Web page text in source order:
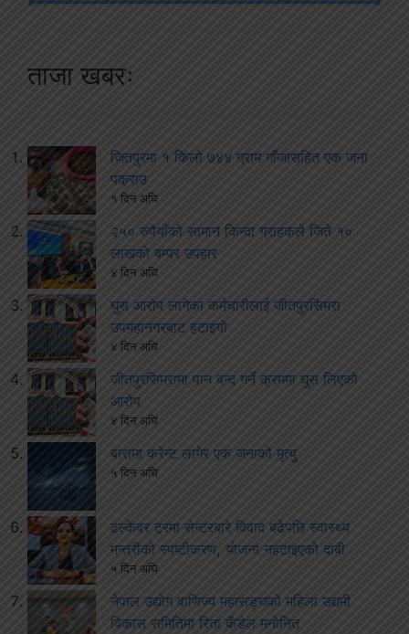
ताजा खबरः
जितपुरमा १ किलो ७४४ ग्राम गाँजासहित एक जना
पक्राउ
१ दिन अघि
२५० रुपैयाँको सामान किन्दा ग्राहकले जिते १०
लाखको बम्पर उपहार
४ दिन अघि
घुस आरोप लागेका कर्मचारीलाई जीतपुरसिमरा
उपमहानगरबाट हटाइयो
४ दिन अघि
जीतपुरसिमरामा पान बन्द गर्ने क्रममा घुस लिएको
आरोप
४ दिन अघि
बारामा करेन्ट लागेर एक जनाको मृत्यु
५ दिन अघि
ढल्केबर ट्रमा सेन्टरबारे विवाद बढेपछि स्वास्थ्य
मन्त्रीको स्पष्टीकरण, योजना नहटाइएको दाबी
५ दिन अघि
नेपाल उद्योग वाणिज्य महासङ्घको महिला उद्यमी
विकास समितिमा रिता कँडेल मनोनित